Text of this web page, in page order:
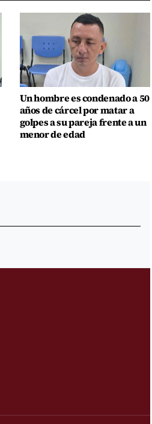
Un hombre es condenado a 50
años de cárcel por matar a
golpes a su pareja frente a un
menor de edad